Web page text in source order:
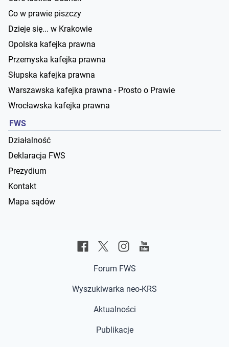
Co w prawie piszczy
Dzieje się... w Krakowie
Opolska kafejka prawna
Przemyska kafejka prawna
Słupska kafejka prawna
Warszawska kafejka prawna - Prosto o Prawie
Wrocławska kafejka prawna
FWS
Działalność
Deklaracja FWS
Prezydium
Kontakt
Mapa sądów
Forum FWS
Wyszukiwarka neo-KRS
Aktualności
Publikacje